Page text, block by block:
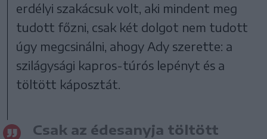
erdélyi szakácsuk volt, aki mindent meg
tudott főzni, csak két dolgot nem tudott
úgy megcsinálni, ahogy Ady szerette: a
szilágysági kapros-túrós lepényt és a
töltött káposztát.
Csak az édesanyja töltött